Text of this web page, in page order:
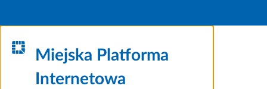
Miejska Platforma
Internetowa